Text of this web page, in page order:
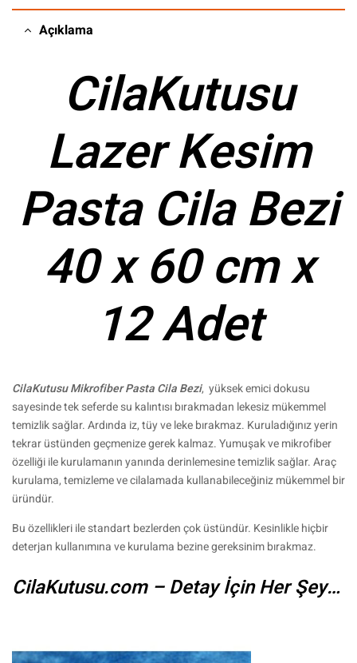
Açıklama
CilaKutusu
Lazer Kesim
Pasta Cila Bezi
40 x 60 cm x
12 Adet
CilaKutusu Mikrofiber Pasta Cila Bezi, yüksek emici dokusu
sayesinde tek seferde su kalıntısı bırakmadan lekesiz mükemmel
temizlik sağlar. Ardında iz, tüy ve leke bırakmaz. Kuruladığınız yerin
tekrar üstünden geçmenize gerek kalmaz. Yumuşak ve mikrofiber
özelliği ile kurulamanın yanında derinlemesine temizlik sağlar. Araç
kurulama, temizleme ve cilalamada kullanabileceğiniz mükemmel bir
üründür.
Bu özellikleri ile standart bezlerden çok üstündür. Kesinlikle hiçbir
deterjan kullanımına ve kurulama bezine gereksinim bırakmaz.
CilaKutusu.com – Detay İçin Her Şey…